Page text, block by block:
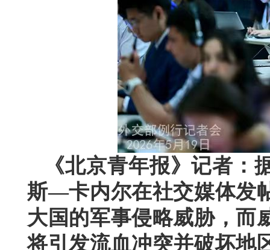
《北京青年报》记者：
斯—卡内尔在社交媒体发
大国的军事侵略威胁，而
将引发流血冲突并破坏地